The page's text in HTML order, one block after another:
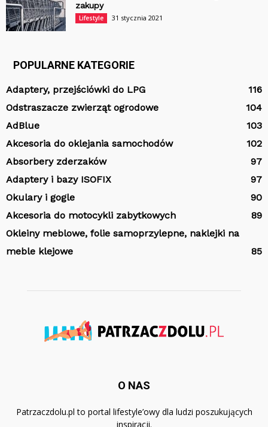
zakupy
Lifestyle 31 stycznia 2021
POPULARNE KATEGORIE
Adaptery, przejściówki do LPG
116
Odstraszacze zwierząt ogrodowe
104
AdBlue
103
Akcesoria do oklejania samochodów
102
Absorbery zderzaków
97
Adaptery i bazy ISOFIX
97
Okulary i gogle
90
Akcesoria do motocykli zabytkowych
89
Okleiny meblowe, folie samoprzylepne, naklejki na
meble klejowe
85
O NAS
Patrzaczdolu.pl to portal lifestyle’owy dla ludzi poszukujących
inspiracji.